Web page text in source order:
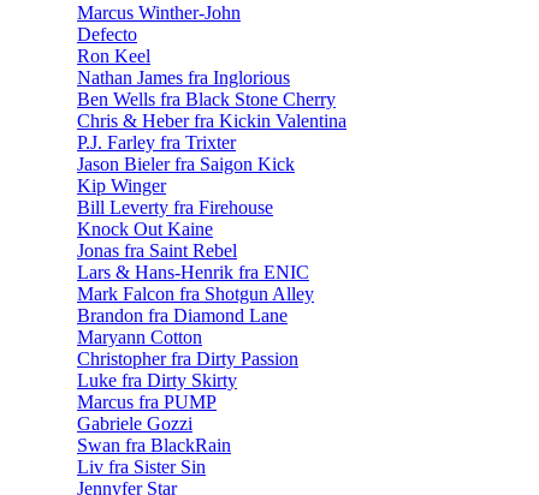
Marcus Winther-John
Defecto
Ron Keel
Nathan James fra Inglorious
Ben Wells fra Black Stone Cherry
Chris & Heber fra Kickin Valentina
P.J. Farley fra Trixter
Jason Bieler fra Saigon Kick
Kip Winger
Bill Leverty fra Firehouse
Knock Out Kaine
Jonas fra Saint Rebel
Lars & Hans-Henrik fra ENIC
Mark Falcon fra Shotgun Alley
Brandon fra Diamond Lane
Maryann Cotton
Christopher fra Dirty Passion
Luke fra Dirty Skirty
Marcus fra PUMP
Gabriele Gozzi
Swan fra BlackRain
Liv fra Sister Sin
Jennyfer Star